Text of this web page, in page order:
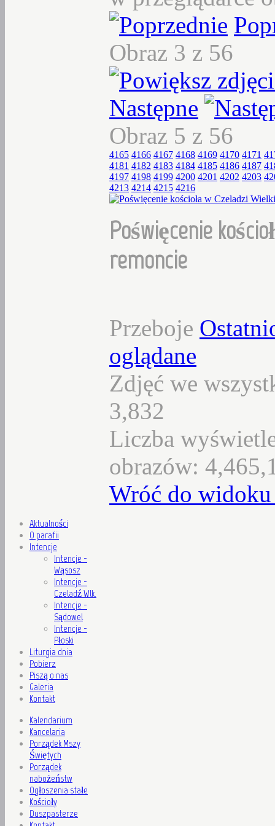
Obraz 3 z 56
Następne
Obraz 5 z 56
4165 4166 4167 4168 4169 4170 4171
4181 4182 4183 4184 4185 4186 4187
4197 4198 4199 4200 4201 4202 4203
4213 4214 4215 4216
Poświęcenie
remoncie
Przeboje
oglądane
Zdjęć we
3,832
Liczba
obrazów:
Wróć do
Aktualności
O parafii
Intencje
Intencje -
Wąsosz
Intencje -
Czeladź Wlk.
Intencje -
Sądowel
Intencje -
Płoski
Liturgia dnia
Pobierz
Piszą o nas
Galeria
Kontakt
Kalendarium
Kancelaria
Porządek Mszy
Świętych
Porządek
nabożeństw
Ogłoszenia stałe
Kościoły
Duszpasterze